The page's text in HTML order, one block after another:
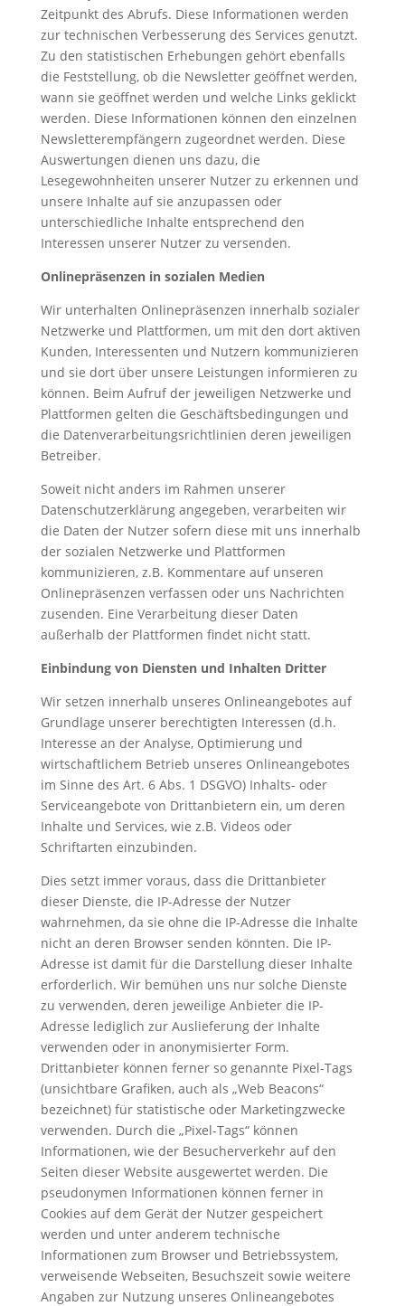
Zeitpunkt des Abrufs. Diese Informationen werden
zur technischen Verbesserung des Services genutzt.
Zu den statistischen Erhebungen gehört ebenfalls
die Feststellung, ob die Newsletter geöffnet werden,
wann sie geöffnet werden und welche Links geklickt
werden. Diese Informationen können den einzelnen
Newsletterempfängern zugeordnet werden. Diese
Auswertungen dienen uns dazu, die
Lesegewohnheiten unserer Nutzer zu erkennen und
unsere Inhalte auf sie anzupassen oder
unterschiedliche Inhalte entsprechend den
Interessen unserer Nutzer zu versenden.
Onlinepräsenzen in sozialen Medien
Wir unterhalten Onlinepräsenzen innerhalb sozialer
Netzwerke und Plattformen, um mit den dort aktiven
Kunden, Interessenten und Nutzern kommunizieren
und sie dort über unsere Leistungen informieren zu
können. Beim Aufruf der jeweiligen Netzwerke und
Plattformen gelten die Geschäftsbedingungen und
die Datenverarbeitungsrichtlinien deren jeweiligen
Betreiber.
Soweit nicht anders im Rahmen unserer
Datenschutzerklärung angegeben, verarbeiten wir
die Daten der Nutzer sofern diese mit uns innerhalb
der sozialen Netzwerke und Plattformen
kommunizieren, z.B. Kommentare auf unseren
Onlinepräsenzen verfassen oder uns Nachrichten
zusenden. Eine Verarbeitung dieser Daten
außerhalb der Plattformen findet nicht statt.
Einbindung von Diensten und Inhalten Dritter
Wir setzen innerhalb unseres Onlineangebotes auf
Grundlage unserer berechtigten Interessen (d.h.
Interesse an der Analyse, Optimierung und
wirtschaftlichem Betrieb unseres Onlineangebotes
im Sinne des Art. 6 Abs. 1 DSGVO) Inhalts- oder
Serviceangebote von Drittanbietern ein, um deren
Inhalte und Services, wie z.B. Videos oder
Schriftarten einzubinden.
Dies setzt immer voraus, dass die Drittanbieter
dieser Dienste, die IP-Adresse der Nutzer
wahrnehmen, da sie ohne die IP-Adresse die Inhalte
nicht an deren Browser senden könnten. Die IP-
Adresse ist damit für die Darstellung dieser Inhalte
erforderlich. Wir bemühen uns nur solche Dienste
zu verwenden, deren jeweilige Anbieter die IP-
Adresse lediglich zur Auslieferung der Inhalte
verwenden oder in anonymisierter Form.
Drittanbieter können ferner so genannte Pixel-Tags
(unsichtbare Grafiken, auch als „Web Beacons“
bezeichnet) für statistische oder Marketingzwecke
verwenden. Durch die „Pixel-Tags“ können
Informationen, wie der Besucherverkehr auf den
Seiten dieser Website ausgewertet werden. Die
pseudonymen Informationen können ferner in
Cookies auf dem Gerät der Nutzer gespeichert
werden und unter anderem technische
Informationen zum Browser und Betriebssystem,
verweisende Webseiten, Besuchszeit sowie weitere
Angaben zur Nutzung unseres Onlineangebotes